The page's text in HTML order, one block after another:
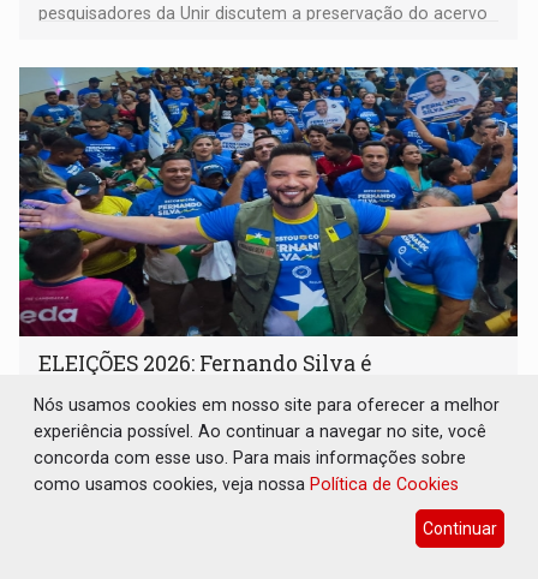
pesquisadores da Unir discutem a preservação do acervo
memória como bússola para o futuro
ELEIÇÕES 2026: Fernando Silva é
do Republicanos
Eleições 2026 05 de Agosto de 2026 às 12:01
Apoiadores do vereador lotaram o auditório da Unopar e
marcaram presença no evento que oficializou sua
Nós usamos cookies em nosso site para oferecer a melhor
experiência possível. Ao continuar a navegar no site, você
concorda com esse uso. Para mais informações sobre
como usamos cookies, veja nossa Política de Cookies
Continuar